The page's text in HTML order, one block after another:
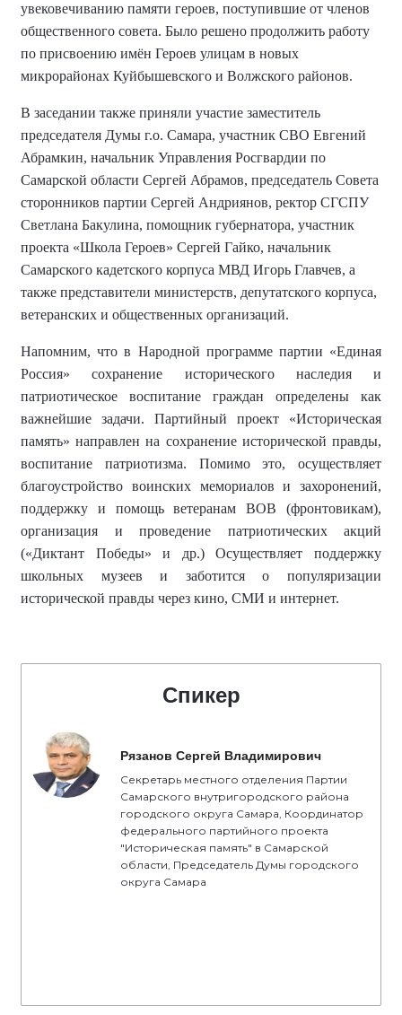
увековечиванию памяти героев, поступившие от членов
общественного совета. Было решено продолжить работу
по присвоению имён Героев улицам в новых
микрорайонах Куйбышевского и Волжского районов.
В заседании также приняли участие заместитель
председателя Думы г.о. Самара, участник СВО Евгений
Абрамкин, начальник Управления Росгвардии по
Самарской области Сергей Абрамов, председатель Совета
сторонников партии Сергей Андриянов, ректор СГСПУ
Светлана Бакулина, помощник губернатора, участник
проекта «Школа Героев» Сергей Гайко, начальник
Самарского кадетского корпуса МВД Игорь Главчев, а
также представители министерств, депутатского корпуса,
ветеранских и общественных организаций.
Напомним, что в Народной программе партии «Единая
Россия» сохранение исторического наследия и
патриотическое воспитание граждан определены как
важнейшие задачи. Партийный проект «Историческая
память» направлен на сохранение исторической правды,
воспитание патриотизма. Помимо это, осуществляет
благоустройство воинских мемориалов и захоронений,
поддержку и помощь ветеранам ВОВ (фронтовикам),
организация и проведение патриотических акций
(«Диктант Победы» и др.) Осуществляетподдержку
школьных музеев
и заботится о популяризации
исторической правды через кино, СМИ и интернет.
Спикер
Рязанов Сергей Владимирович
Секретарь местного отделения Партии
Самарского внутригородского района
городского округа Самара, Координатор
федерального партийного проекта
"Историческая память" в Самарской
области, Председатель Думы городского
округа Самара